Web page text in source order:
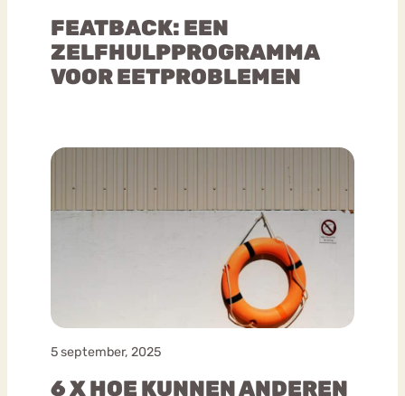
FEATBACK: EEN
ZELFHULPPROGRAMMA
VOOR EETPROBLEMEN
5 september, 2025
6 X HOE KUNNEN ANDEREN